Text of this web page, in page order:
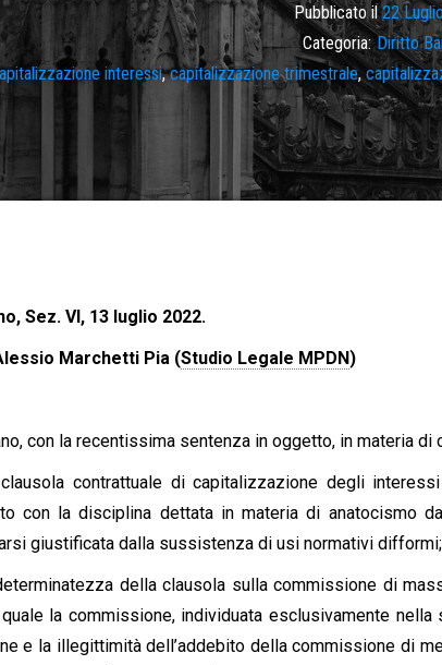
Pubblicato il22
Categoria: Diritto
interessi,capitalizzazione trimestrale,
Sez. VI, 13 luglio 2022.
Marchetti Pia (Studio Legale MPDN)
con la recentissima sentenza in oggetto, in materia di
contrattuale di capitalizzazione degli
con la disciplina dettata in materia di anatocismo
giustificata dalla sussistenza di usi normativi difformi;
della clausola sulla commissione di
la commissione, individuata esclusivamente nella
e la illegittimità dell’addebito della commissione di